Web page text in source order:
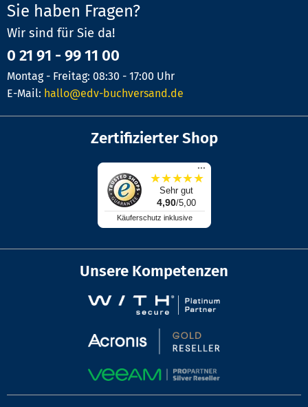
Sie haben Fragen?
Wir sind für Sie da!
0 21 91 - 99 11 00
Montag - Freitag: 08:30 - 17:00 Uhr
E-Mail: hallo@edv-buchversand.de
Zertifizierter Shop
...
★★★★★
Sehr gut
4,90/5,00
Käuferschutz inklusive
Unsere Kompetenzen